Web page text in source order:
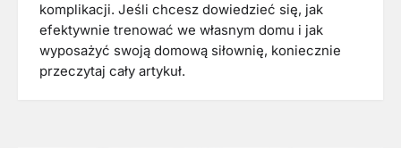
komplikacji. Jeśli chcesz dowiedzieć się, jak
efektywnie trenować we własnym domu i jak
wyposażyć swoją domową siłownię, koniecznie
przeczytaj cały artykuł.